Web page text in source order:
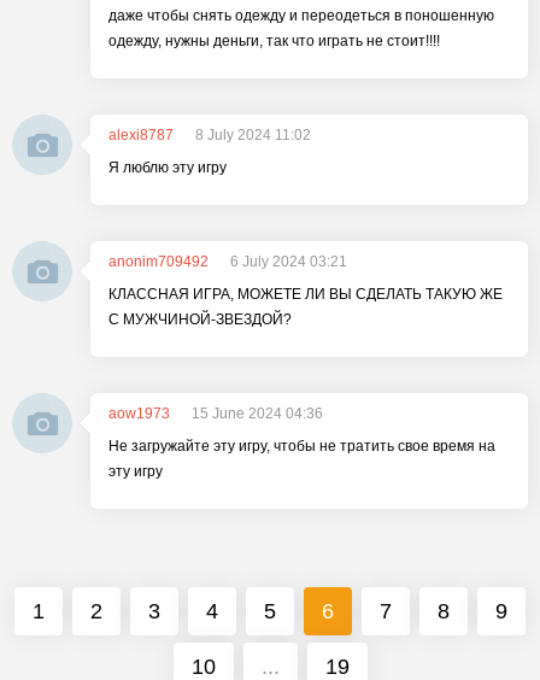
даже чтобы снять одежду и переодеться в поношенную
одежду, нужны деньги, так что играть не стоит!!!!
alexi8787
8 July 2024 11:02
Я люблю эту игру
anonim709492
6 July 2024 03:21
КЛАССНАЯ ИГРА, МОЖЕТЕ ЛИ ВЫ СДЕЛАТЬ ТАКУЮ ЖЕ
С МУЖЧИНОЙ-ЗВЕЗДОЙ?
aow1973
15 June 2024 04:36
Не загружайте эту игру, чтобы не тратить свое время на
эту игру
1 2 3 4 5 6 7 8 9
10 ... 19